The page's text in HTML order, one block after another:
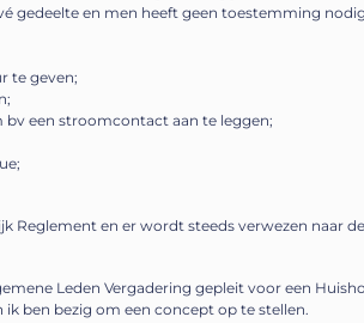
gedeelte en men heeft geen toestemming
geven;
een stroomcontact aan te leggen;
Reglement en er wordt steeds verwezen naar de
Leden Vergadering gepleit voor een
ben bezig om een concept op te stellen.